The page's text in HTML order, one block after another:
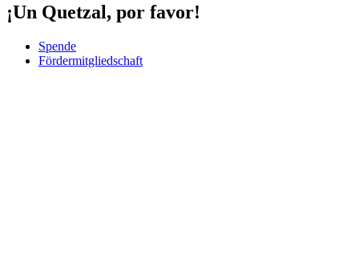
¡Un Quetzal, por favor!
Spende
Fördermitgliedschaft